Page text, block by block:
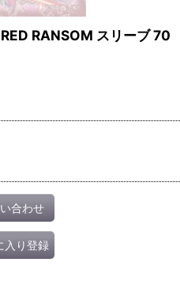
RANSOM スリーブ 70
合わせ
入り登録